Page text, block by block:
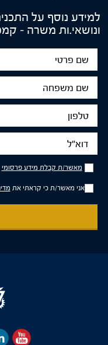
למידע נוסף על
ונושאי.ות משרה –
פרטי
משפחה
מאשר/ת
קבלת
מידע
פרסומי
מאשר/ת קבלת מידע פרסומי
אני מאשר/ת כי קראתי את